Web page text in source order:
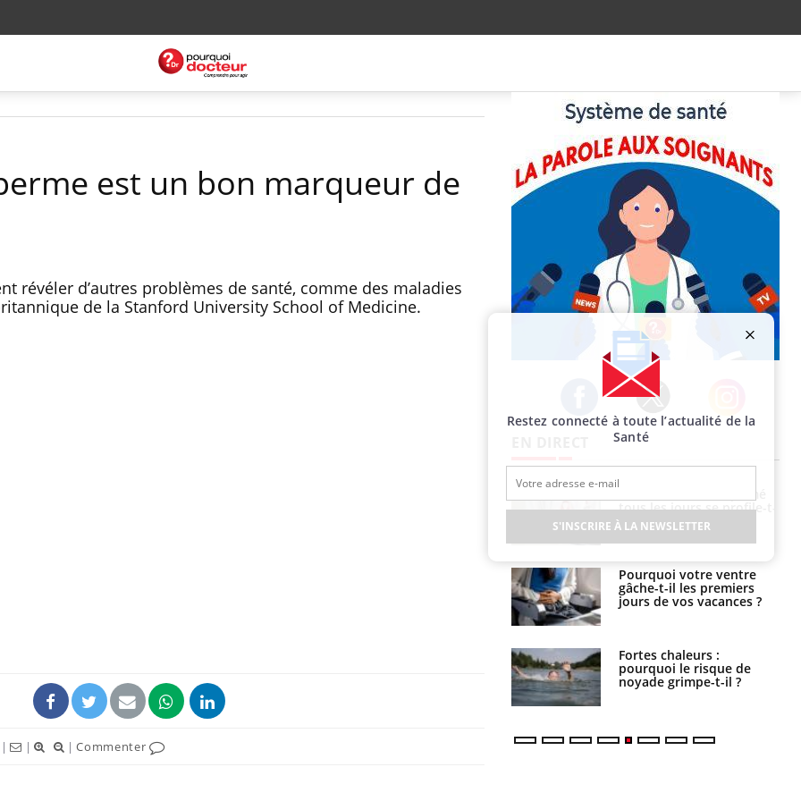
est un bon marqueur de
révéler d’autres problèmes de santé, comme des maladies
de la Stanford University School of Medicine.
| | |Commenter
Facebook Twitter Instagram
tous les jours se profile-t-
elle enfin ?
Pourquoi votre ventre
gâche-t-il les premiers
jours de vos vacances ?
Fortes chaleurs :
pourquoi le risque de
noyade grimpe-t-il ?
freiner la propagation du
cancer ?
Pourquoi manger moins
de protéines pourrait
finalement être bénéfique
Grossesse et chaleur : ce
que dit la science
Restez connecté à toute l’actualité de la
Santé
S'INSCRIRE À LA NEWSLETTER